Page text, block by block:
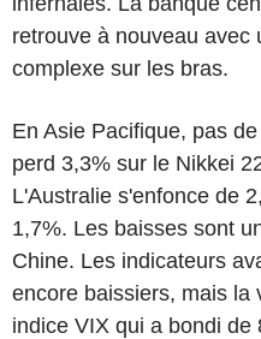
retrouve à nouveau avec
complexe sur les bras.
En Asie Pacifique, pas
perd 3,3% sur le Nikkei
L'Australie s'enfonce de
1,7%. Les baisses sont
Chine. Les indicateurs
encore baissiers, mais la
indice VIX qui a bondi